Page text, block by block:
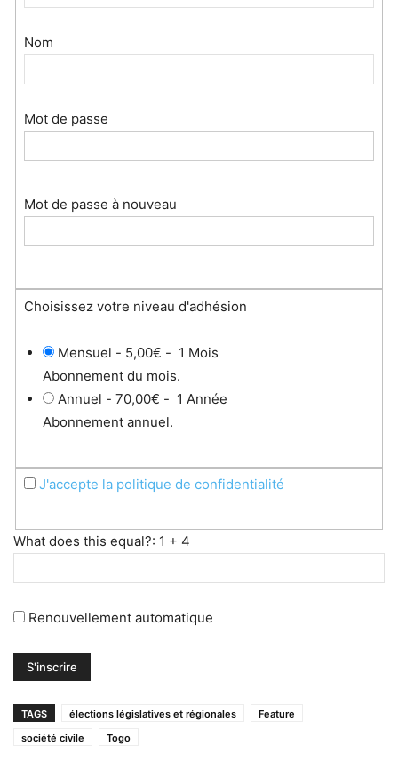
Nom
Mot de passe
Mot de passe à nouveau
Choisissez votre niveau d'adhésion
Mensuel - 5,00€ - 1 Mois
Abonnement du mois.
Annuel -70,00€ - 1 Année
Abonnement annuel.
J'accepte la politique de confidentialité
What does this equal?: 1 + 4
Renouvellement automatique
TAGS élections législatives et régionales
Feature
société civile
Togo